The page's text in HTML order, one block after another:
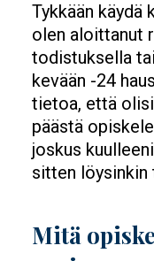
Tykkään käydä
olen aloittanut
todistuksella
kevään -24
tietoa, että
päästä
joskus
sitten löysinkin
Mitä